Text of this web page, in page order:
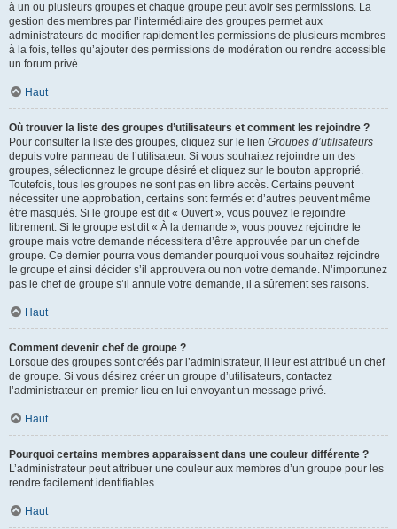
à un ou plusieurs groupes et chaque groupe peut avoir ses permissions. La
gestion des membres par l’intermédiaire des groupes permet aux
administrateurs de modifier rapidement les permissions de plusieurs membres
à la fois, telles qu’ajouter des permissions de modération ou rendre accessible
un forum privé.
Haut
Où trouver la liste des groupes d’utilisateurs et comment les rejoindre ?
Pour consulter la liste des groupes, cliquez sur le lien Groupes d’utilisateurs
depuis votre panneau de l’utilisateur. Si vous souhaitez rejoindre un des
groupes, sélectionnez le groupe désiré et cliquez sur le bouton approprié.
Toutefois, tous les groupes ne sont pas en libre accès. Certains peuvent
nécessiter une approbation, certains sont fermés et d’autres peuvent même
être masqués. Si le groupe est dit « Ouvert », vous pouvez le rejoindre
librement. Si le groupe est dit « À la demande », vous pouvez rejoindre le
groupe mais votre demande nécessitera d’être approuvée par un chef de
groupe. Ce dernier pourra vous demander pourquoi vous souhaitez rejoindre
le groupe et ainsi décider s’il approuvera ou non votre demande. N’importunez
pas le chef de groupe s’il annule votre demande, il a sûrement ses raisons.
Haut
Comment devenir chef de groupe ?
Lorsque des groupes sont créés par l’administrateur, il leur est attribué un chef
de groupe. Si vous désirez créer un groupe d’utilisateurs, contactez
l’administrateur en premier lieu en lui envoyant un message privé.
Haut
Pourquoi certains membres apparaissent dans une couleur différente ?
L’administrateur peut attribuer une couleur aux membres d’un groupe pour les
rendre facilement identifiables.
Haut